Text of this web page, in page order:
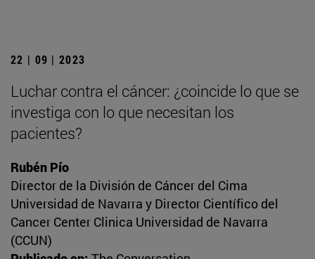
22 | 09 | 2023
Luchar contra el cáncer: ¿coincide lo que se
investiga con lo que necesitan los
pacientes?
Rubén Pío
Director de la División de Cáncer del Cima
Universidad de Navarra y Director Científico del
Cancer Center Clinica Universidad de Navarra
(CCUN)